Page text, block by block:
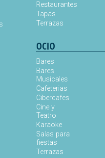
Restaurantes
Tapas
Terrazas
OCIO
Bares
Bares
Musicales
Cafeterias
Cibercafes
Cine y
Teatro
Karaoke
Salas para
fiestas
Terrazas